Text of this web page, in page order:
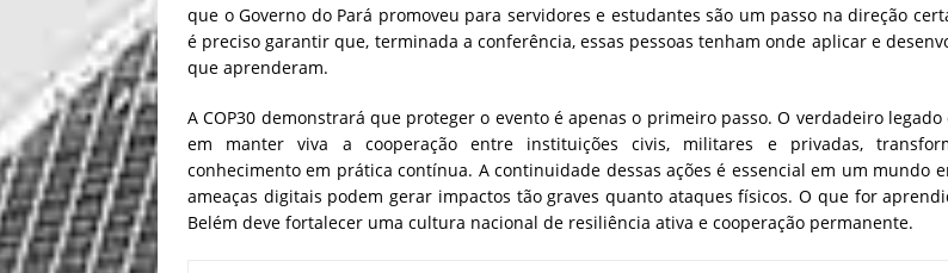
que o Governo do Pará promoveu para servidores e estudantes são um passo na direção
é preciso garantir que, terminada a conferência, essas pessoas tenham onde aplicar e
que aprenderam.
A COP30 demonstrará que proteger o evento é apenas o primeiro passo. O verdadeiro legado
em manter viva a cooperação entre instituições civis, militares e privadas,
conhecimento em prática contínua. A continuidade dessas ações é essencial em um mundo
ameaças digitais podem gerar impactos tão graves quanto ataques físicos. O que for
Belém deve fortalecer uma cultura nacional de resiliência ativa e cooperação permanente.